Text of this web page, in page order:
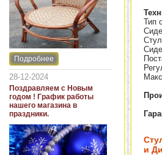
Интернет-магазин "Кровать
и диван" представляет
новинки стульев и кресел
для дачи. В ассортименте
представлены как
бюджетные модели из
пластика для дачи, так и
кресла для загородных
домов из натурального и
искусственного ротанга.
Подробнее
28-12-2024
Поздравляем с Новым
годом ! График работы
нашего магазина в
праздники.
Тип
и